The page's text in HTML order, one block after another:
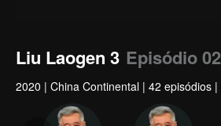
Liu Laogen 3 Episódio 02
2020 | China Continental | 42 episódios |